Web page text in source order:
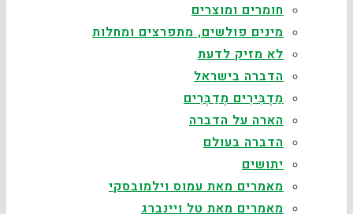
חומרים ומוצרים
מינים פולשים, מתפרצים ומחלות
לא מזיק לדעת
הדברה בישראל
מַדְבִּירִים מְדַבְּרִים
הארה על הדברה
הדברה בעולם
יתושים
מאמרים מאת עמוס וילמובסקי
מאמרים מאת טל ויינברג